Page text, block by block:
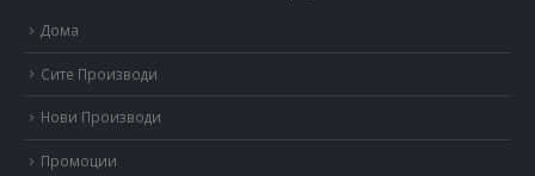
Дома
Сите Производи
Нови Производи
Промоции